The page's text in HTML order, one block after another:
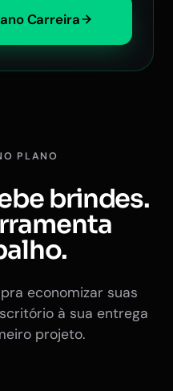
Carreira
PLANO
brindes.
economizar suas
à sua entrega
projeto.